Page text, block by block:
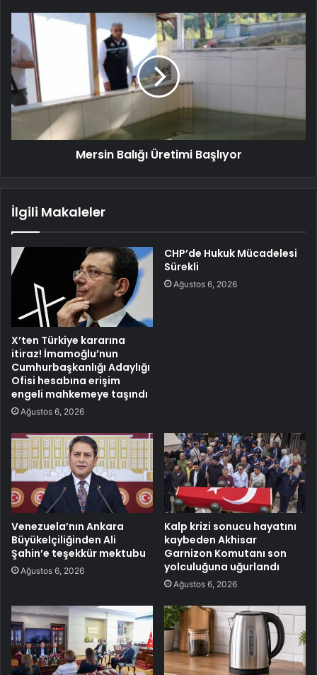
Mersin Balığı Üretimi Başlıyor
İlgili Makaleler
X’ten Türkiye kararına
itiraz! İmamoğlu’nun
Cumhurbaşkanlığı Adaylığı
Ofisi hesabına erişim
engeli mahkemeye taşındı
Ağustos 6, 2026
CHP’de Hukuk Mücadelesi
Sürekli
Ağustos 6, 2026
Venezuela’nın Ankara
Büyükelçiliğinden Ali
Şahin’e teşekkür mektubu
Ağustos 6, 2026
Kalp krizi sonucu hayatını
kaybeden Akhisar
Garnizon Komutanı son
yolculuğuna uğurlandı
Ağustos 6, 2026